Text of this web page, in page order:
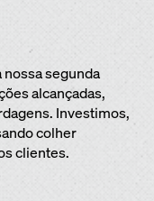
nossa segunda
alcançadas,
Investimos,
colher
clientes.